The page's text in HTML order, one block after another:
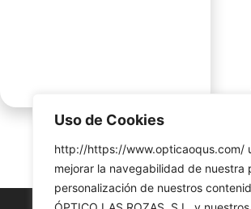
Uso de Cookies
http://https://www.opticaoqus.com/
mejorar la navegabilidad de nuestra
personalización de nuestros